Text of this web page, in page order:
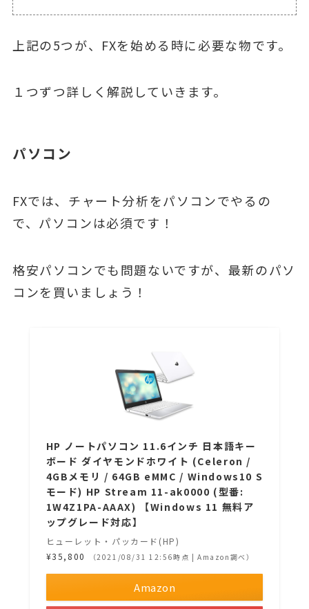
上記の5つが、FXを始める時に必要な物です。
１つずつ詳しく解説していきます。
パソコン
FXでは、チャート分析をパソコンでやるの
で、パソコンは必須です！
格安パソコンでも問題ないですが、最新のパソ
コンを買いましょう！
HP ノートパソコン 11.6インチ 日本語キー
ボード ダイヤモンドホワイト (Celeron /
4GBメモリ / 64GB eMMC / Windows10 S
モード) HP Stream 11-ak0000 (型番:
1W4Z1PA-AAAX) 【Windows 11 無料ア
ップグレード対応】
ヒューレット・パッカード(HP)
¥35,800
（2021/08/31 12:56時点 | Amazon調べ）
Amazon